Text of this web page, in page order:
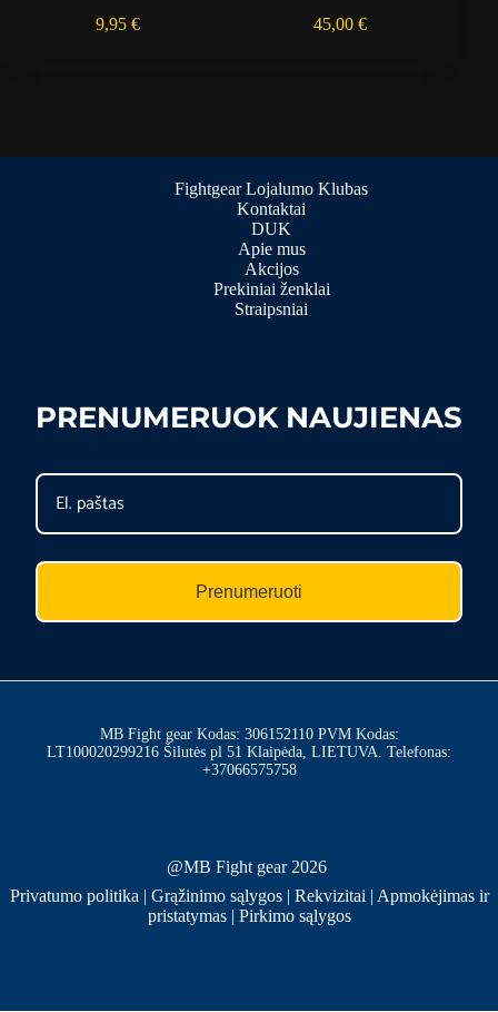
9,95 € 45,00€
Fightgear Lojalumo Klubas
Kontaktai
DUK
Apie mus
Akcijos
Prekiniai ženklai
Straipsniai
PRENUMERUOK NAUJIENAS
Prenumeruoti
MB Fight gear Kodas: 306152110 PVM Kodas:
LT100020299216 Šilutės pl 51 Klaipėda, LIETUVA. Telefonas:
+37066575758
@MB Fight gear 2026
Privatumo politika | Grąžinimo sąlygos | Rekvizitai | Apmokėjimas ir
pristatymas| Pirkimo sąlygos